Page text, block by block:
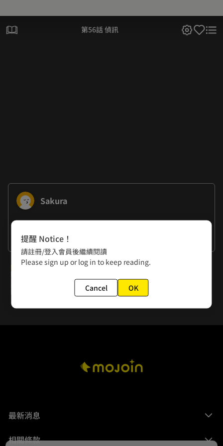
第56話 偵訊
Sakura
謝謝大家
下一話
第57話 傳喚
最新消息
相關條款
提醒 Notice！
請註冊/登入會員後繼續閱讀
Please sign up or log in to keep reading.
Cancel OK